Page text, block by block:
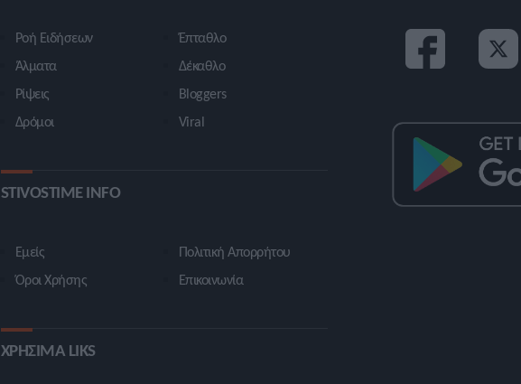
Ροή Ειδήσεων
Άλματα
Ρίψεις
Δρόμοι
Έπταθλο
Δέκαθλο
Bloggers
Viral
STIVOSTIME INFO
Εμείς
Όροι Χρήσης
Πολιτική Απορρήτου
Επικοινωνία
ΧΡΗΣΙΜΑ LIKS